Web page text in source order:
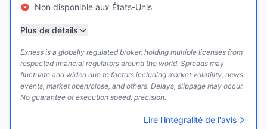
Non disponible aux États-Unis
Plus de détails
Exness is a globally regulated broker, holding multiple licenses from
respected financial regulators around the world. Spreads may
fluctuate and widen due to factors including market volatility, news
events, market open/close, and others. Delays, slippage may occur.
No guarantee of execution speed, precision.
Lire l'intégralité de l'avis